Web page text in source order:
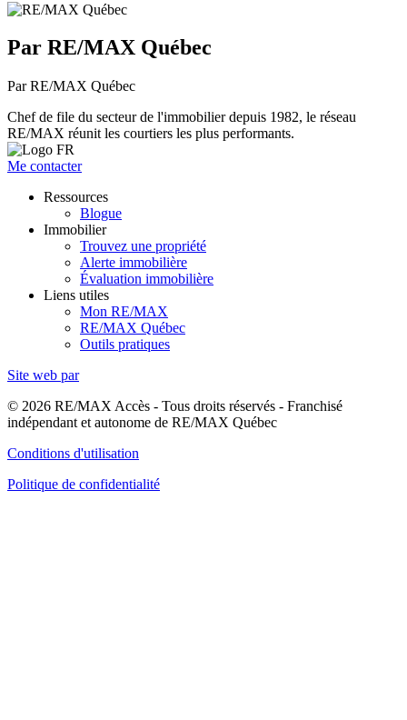
Par RE/MAX Québec
Par RE/MAX Québec
Chef de file du secteur de l'immobilier depuis 1982, le réseau
RE/MAX réunit les courtiers les plus performants.
Me contacter
Ressources
Blogue
Immobilier
Trouvez une propriété
Alerte immobilière
Évaluation immobilière
Liens utiles
Mon RE/MAX
RE/MAX Québec
Outils pratiques
Site web par
© 2026 RE/MAX Accès - Tous droits réservés - Franchisé
indépendant et autonome de RE/MAX Québec
Conditions d'utilisation
Politique de confidentialité